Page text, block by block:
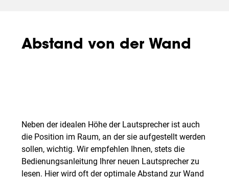
Abstand von der Wand
Neben der idealen Höhe der Lautsprecher ist auch
die Position im Raum, an der sie aufgestellt werden
sollen, wichtig. Wir empfehlen Ihnen, stets die
Bedienungsanleitung Ihrer neuen Lautsprecher zu
lesen. Hier wird oft der optimale Abstand zur Wand